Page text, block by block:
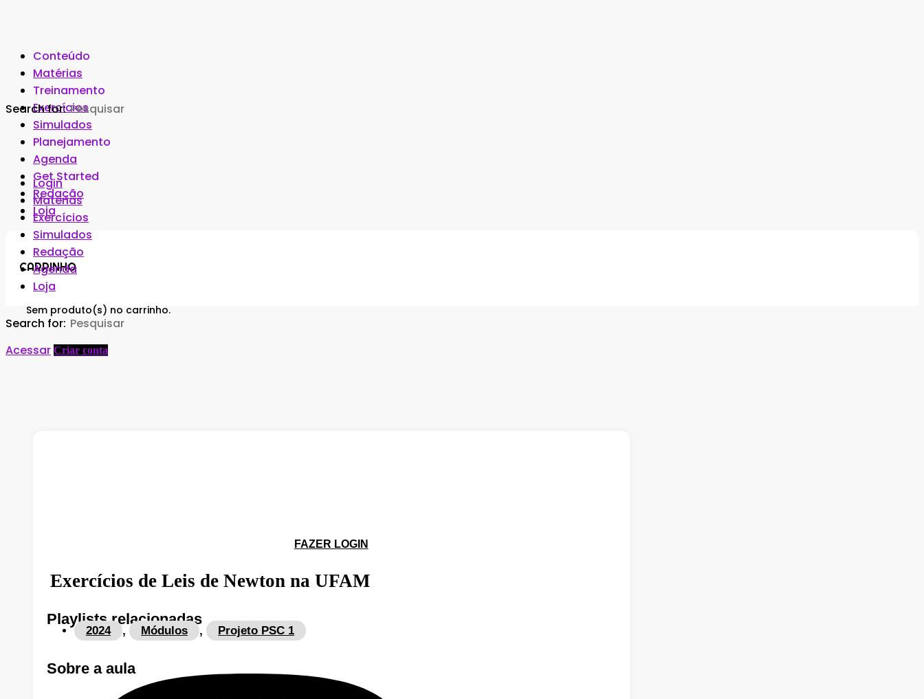
Conteúdo
Matérias
Treinamento
Exercícios
Simulados
Planejamento
Agenda
Get Started
Redação
Loja
CARRINHO
Sem produto(s) no carrinho.
Acessar Criar conta
Search for:
Login
Matérias
Exercícios
Simulados
Redação
Agenda
Loja
Search for:
FAZER LOGIN
Exercícios de Leis de Newton na UFAM
Playlists relacionadas
2024 , Módulos , Projeto PSC 1
Sobre a aula